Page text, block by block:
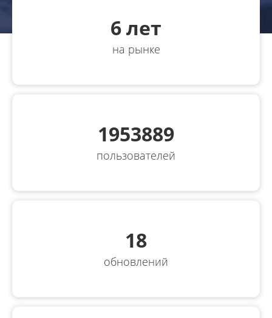
6лет
на рынке
1953889
пользователей
18
обновлений